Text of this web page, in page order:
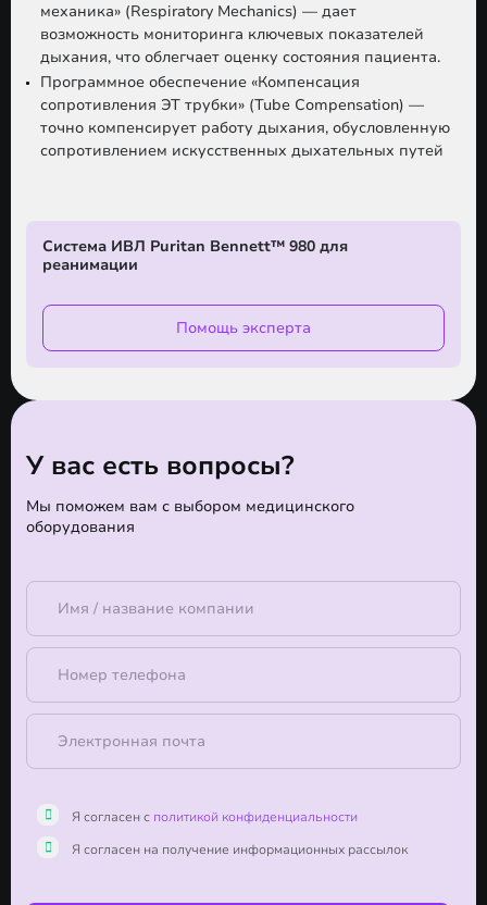
механика» (Respiratory Mechanics) — дает
возможность мониторинга ключевых показателей
дыхания, что облегчает оценку состояния пациента.
Программное обеспечение «Компенсация
сопротивления ЭТ трубки» (Tube Compensation) —
точно компенсирует работу дыхания, обусловленную
сопротивлением искусственных дыхательных путей
Система ИВЛ Puritan Bennett™ 980 для
реанимации
Помощь эксперта
У вас есть вопросы?
Мы поможем вам с выбором медицинского
оборудования
Я согласен с политикой конфиденциальности
Я согласен на получение информационных рассылок